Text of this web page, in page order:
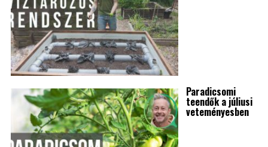
Paradicsomi
teendők a júliusi
veteményesben